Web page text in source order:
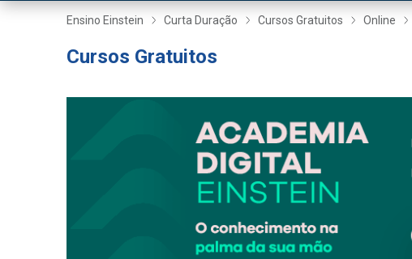
Ensino Einstein Curta Duração Cursos Gratuitos Online
Cursos Gratuitos